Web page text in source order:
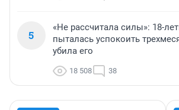
5
«Не рассчитала силы»: 18-
пыталась успокоить
убила его
18 508 38